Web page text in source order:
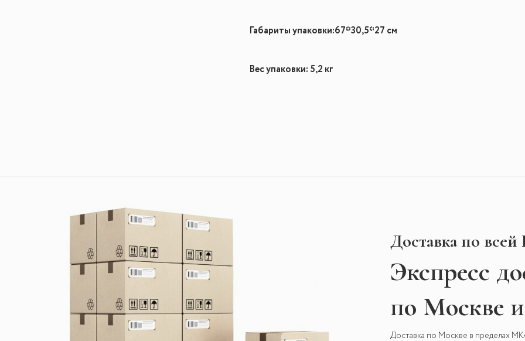
Габариты упаковки:67*30,5*27 см
Вес упаковки: 5,2 кг
Доставка по
Экспресс
по Москве
Доставка по Москве в пределах